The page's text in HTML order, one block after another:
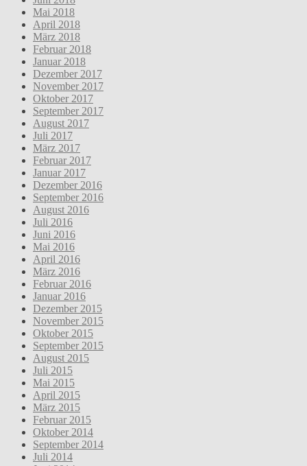
Mai 2018
April 2018
März 2018
Februar 2018
Januar 2018
Dezember 2017
November 2017
Oktober 2017
September 2017
August 2017
Juli 2017
März 2017
Februar 2017
Januar 2017
Dezember 2016
September 2016
August 2016
Juli 2016
Juni 2016
Mai 2016
April 2016
März 2016
Februar 2016
Januar 2016
Dezember 2015
November 2015
Oktober 2015
September 2015
August 2015
Juli 2015
Mai 2015
April 2015
März 2015
Februar 2015
Oktober 2014
September 2014
Juli 2014